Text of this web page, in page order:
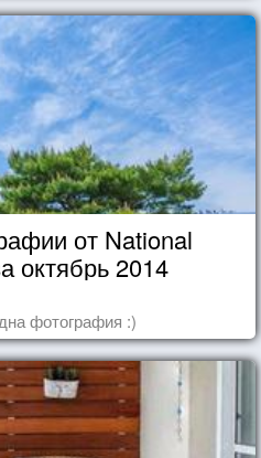
от National
октябрь 2014
фотография :)